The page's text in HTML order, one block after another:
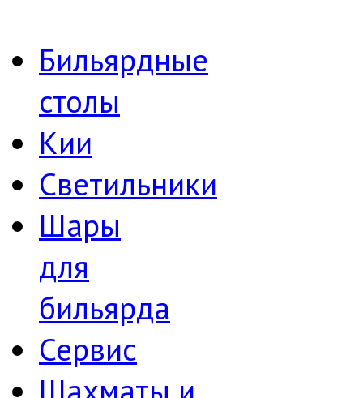
Бильярдные
столы
Кии
Светильники
Шары
для
бильярда
Сервис